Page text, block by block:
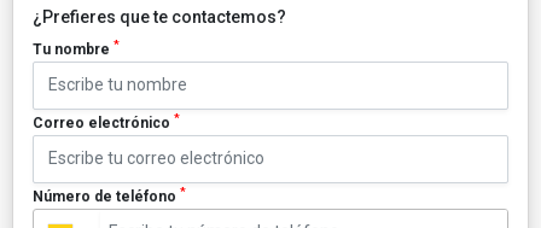
¿Prefieres que te contactemos?
Tu nombre *
Correo electrónico *
Número de teléfono *